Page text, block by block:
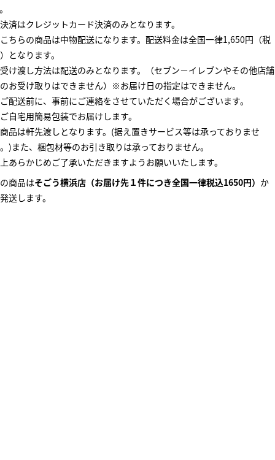
済はクレジットカード決済のみとなります。
ちらの商品は中物配送になります。配送料金は全国一律1,650円（税
となります。
け渡し方法は配送のみとなります。（セブン－イレブンやその他店舗
お受け取りはできません）※お届け日の指定はできません。
配送前に、事前にご連絡をさせていただく場合がございます。
自宅用簡易包装でお届けします。
品は軒先渡しとなります。(据え置きサービス等は承っておりませ
)また、梱包材等のお引き取りは承っておりません。
あらかじめご了承いただきますようお願いいたします。
商品はそごう横浜店（お届け先１件につき全国一律税込1650円） か
送します。